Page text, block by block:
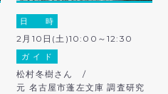
日 時
2月10日(土)10:00～12:30
ガ イ ド
松村冬樹さん /
元 名古屋市蓬左文庫 調査研究